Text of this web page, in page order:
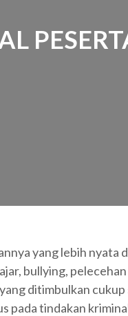
yang lebih nyata
bullying,
ditimbulkan
pada tindakan